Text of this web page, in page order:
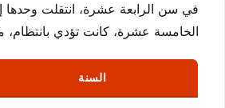
في سن الرابعة عشرة، انتقلت وحدها
الخامسة عشرة، كانت تؤدي بانتظام،
السنة